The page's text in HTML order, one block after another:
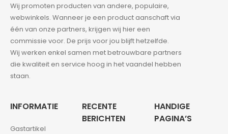
Wij promoten producten van andere, populaire,
webwinkels. Wanneer je een product aanschaft via
één van onze partners, krijgen wij hier een
commissie voor. De prijs voor jou blijft hetzelfde.
Wij werken enkel samen met betrouwbare partners
die kwaliteit en service hoog in het vaandel hebben
staan.
INFORMATIE
Gastartikel
RECENTE
BERICHTEN
HANDIGE
PAGINA’S